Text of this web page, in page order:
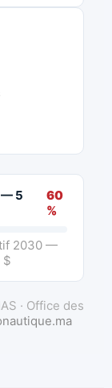
— 5
60
%
2030 —
$
· Office des